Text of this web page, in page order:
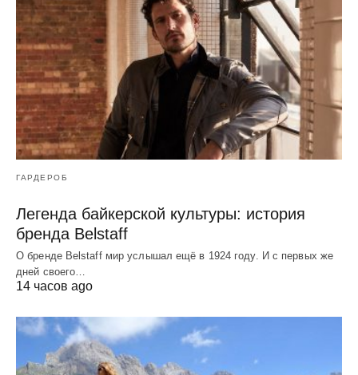
ГАРДЕРОБ
Легенда байкерской культуры: история
бренда Belstaff
О бренде Belstaff мир услышал ещё в 1924 году. И с первых же
дней своего…
14 часов ago